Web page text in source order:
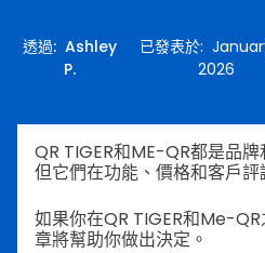
透過:Ashley
P.
已發表於:
2026
QR TIGER和ME-QR都是品
但它們在功能、價格和客戶評
如果你在QR TIGER和Me-
章將幫助你做出決定。